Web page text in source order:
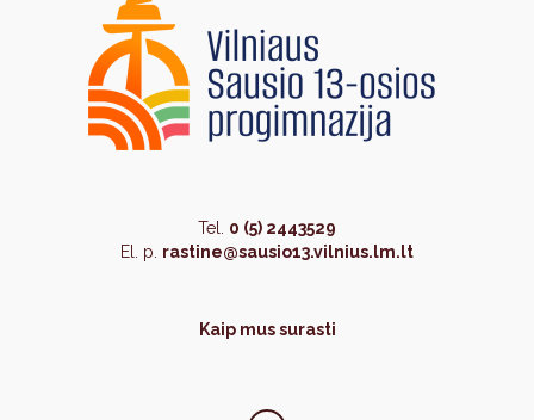
Tel. 0 (5) 2443529
El. p. rastine@sausio13.vilnius.lm.lt
Kaip mus surasti